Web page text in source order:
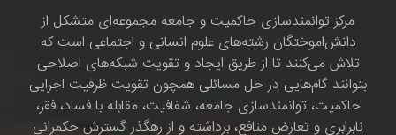
مرکز توانمندسازی حاکمیت و جامعه مجموعه‌ای متشکل از
دانش‌اموختگان رشته‌های علوم انسانی و اجتماعی است که
تلاش می‌کنند تا از طریق ایجاد و تقویت شبکه‌های اصلاحی
بتوانند گام‌هایی در حل مسائلی همچون تقویت ظرفیت اجرایی
حاکمیت، توانمندسازی جامعه، شفافیت، مقابله با فساد، فقر،
نابرابری و تعارض منافع، برداشته و از رهگذر گسترش حکمرانی